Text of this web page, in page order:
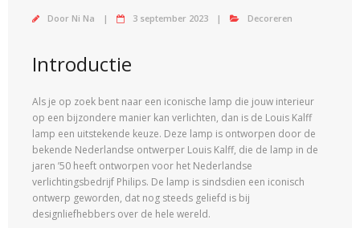
Door Ni Na 3 september 2023 Decoreren
Introductie
Als je op zoek bent naar een iconische lamp die jouw interieur
op een bijzondere manier kan verlichten, dan is de Louis Kalff
lamp een uitstekende keuze. Deze lamp is ontworpen door de
bekende Nederlandse ontwerper Louis Kalff, die de lamp in de
jaren ’50 heeft ontworpen voor het Nederlandse
verlichtingsbedrijf Philips. De lamp is sindsdien een iconisch
ontwerp geworden, dat nog steeds geliefd is bij
designliefhebbers over de hele wereld.